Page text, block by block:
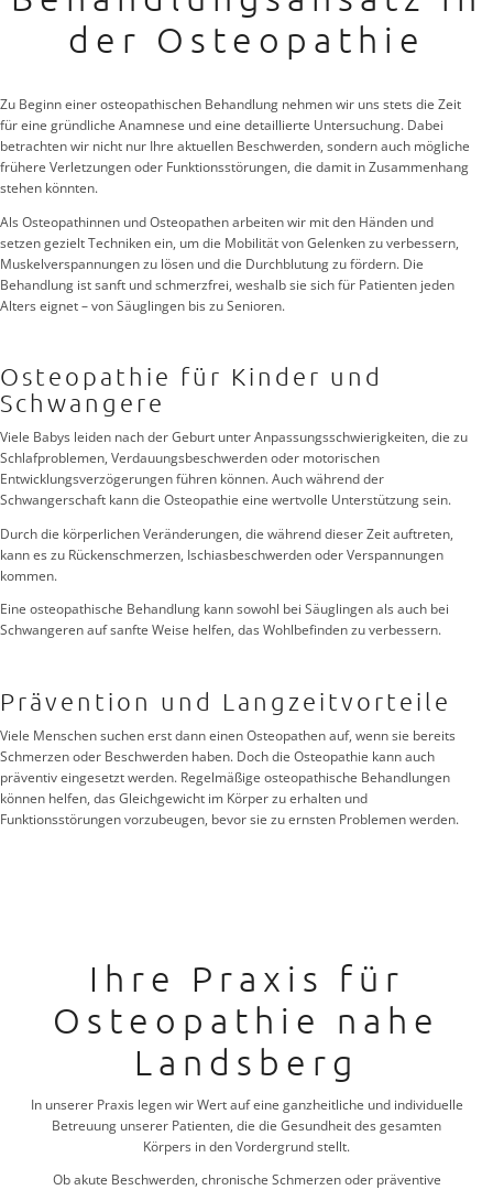
der Osteopathie
Zu Beginn einer osteopathischen Behandlung nehmen wir uns stets die Zeit
für eine gründliche Anamnese und eine detaillierte Untersuchung. Dabei
betrachten wir nicht nur Ihre aktuellen Beschwerden, sondern auch mögliche
frühere Verletzungen oder Funktionsstörungen, die damit in Zusammenhang
stehen könnten.
Als Osteopathinnen und Osteopathen arbeiten wir mit den Händen und
setzen gezielt Techniken ein, um die Mobilität von Gelenken zu verbessern,
Muskelverspannungen zu lösen und die Durchblutung zu fördern. Die
Behandlung ist sanft und schmerzfrei, weshalb sie sich für Patienten jeden
Alters eignet – von Säuglingen bis zu Senioren.
Osteopathie für Kinder und
Schwangere
Viele Babys leiden nach der Geburt unter Anpassungsschwierigkeiten, die zu
Schlafproblemen, Verdauungsbeschwerden oder motorischen
Entwicklungsverzögerungen führen können. Auch während der
Schwangerschaft kann die Osteopathie eine wertvolle Unterstützung sein.
Durch die körperlichen Veränderungen, die während dieser Zeit auftreten,
kann es zu Rückenschmerzen, Ischiasbeschwerden oder Verspannungen
kommen.
Eine osteopathische Behandlung kann sowohl bei Säuglingen als auch bei
Schwangeren auf sanfte Weise helfen, das Wohlbefinden zu verbessern.
Prävention und Langzeitvorteile
Viele Menschen suchen erst dann einen Osteopathen auf, wenn sie bereits
Schmerzen oder Beschwerden haben. Doch die Osteopathie kann auch
präventiv eingesetzt werden. Regelmäßige osteopathische Behandlungen
können helfen, das Gleichgewicht im Körper zu erhalten und
Funktionsstörungen vorzubeugen, bevor sie zu ernsten Problemen werden.
Ihre Praxis für
Osteopathie nahe
Landsberg
In unserer Praxis legen wir Wert auf eine ganzheitliche und individuelle
Betreuung unserer Patienten, die die Gesundheit des gesamten
Körpers in den Vordergrund stellt.
Ob akute Beschwerden, chronische Schmerzen oder präventive